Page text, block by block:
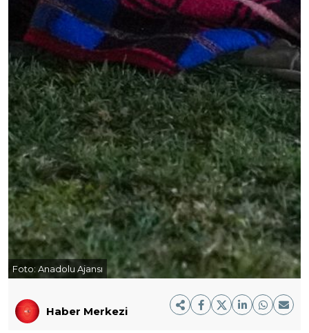
Foto: Anadolu Ajansı
Haber Merkezi